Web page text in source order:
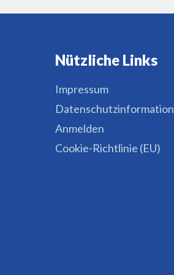
Nützliche Links
Impressum
Datenschutzinformation
Anmelden
Cookie-Richtlinie (EU)